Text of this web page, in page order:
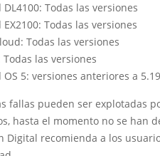
DL4100: Todas las versiones
EX2100: Todas las versiones
Todas las versiones
las versiones
OS 5: versiones anteriores a
fallas pueden ser explotadas
hasta el momento no se han
Digital recomienda a los